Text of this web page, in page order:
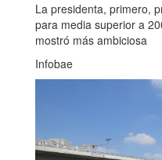
La presidenta, primero,
para media superior a
mostró más ambiciosa
Infobae